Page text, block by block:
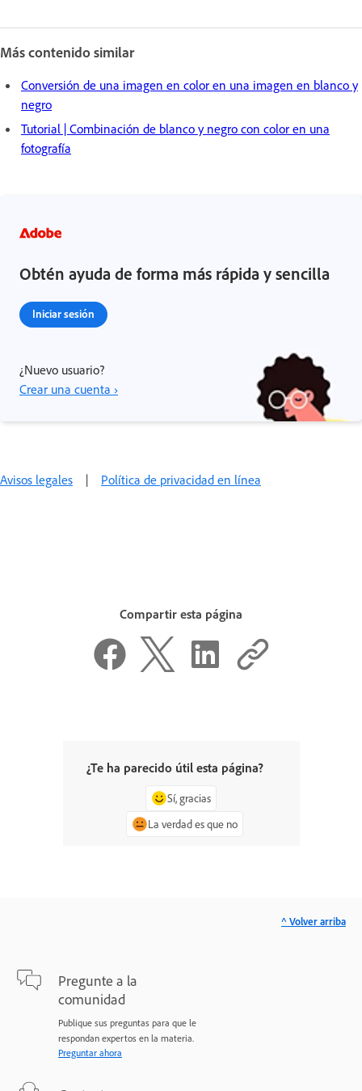
Más contenido similar
Conversión de una imagen en color en una imagen en blanco y
negro
Tutorial | Combinación de blanco y negro con color en una
fotografía
Obtén ayuda de forma más rápida y sencilla
Iniciar sesión
¿Nuevo usuario?
Crear una cuenta ›
Avisos legales | Política de privacidad en línea
Compartir esta página
¿Te ha parecido útil esta página?
Sí, gracias
La verdad es que no
Pregunte a la
comunidad
Publique sus preguntas para que le
respondan expertos en la materia.
Preguntar ahora
^ Volver arriba